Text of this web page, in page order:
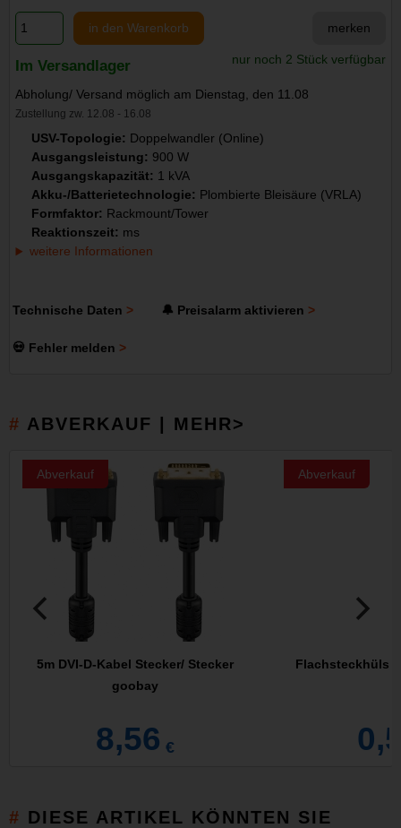
in den Warenkorb merken
Im Versandlager nur noch 2 Stück verfügbar
Abholung/ Versand möglich am Dienstag, den 11.08
Zustellung zw. 12.08 - 16.08
USV-Topologie: Doppelwandler (Online)
Ausgangsleistung: 900 W
Ausgangskapazität: 1 kVA
Akku-/Batterietechnologie: Plombierte Bleisäure (VRLA)
Formfaktor: Rackmount/Tower
Reaktionszeit: ms
weitere Informationen
Technische Daten 🔔 Preisalarm aktivieren
💀 Fehler melden
ABVERKAUF | MEHR>
Abverkauf
5m DVI-D-Kabel Stecker/ Stecker
goobay
8,56 €
Abverkauf
DIESE ARTIKEL KÖNNTEN SIE